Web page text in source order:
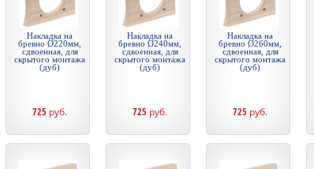
Накладка на
бревно Ø220мм,
сдвоенная, для
скрытого монтажа
(дуб)
725 руб.
Накладка на
бревно Ø240мм,
сдвоенная, для
скрытого монтажа
(дуб)
725 руб.
Накладка на
бревно Ø260мм,
сдвоенная, для
скрытого монтажа
(дуб)
725 руб.